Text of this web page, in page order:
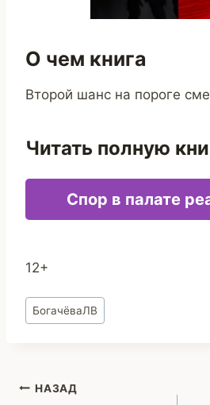
О чем книга
Второй шанс на пороге
Читать полную
Спор в палате
12+
Метки
записи:
БогачёваЛВ
Навигация
НАЗАД